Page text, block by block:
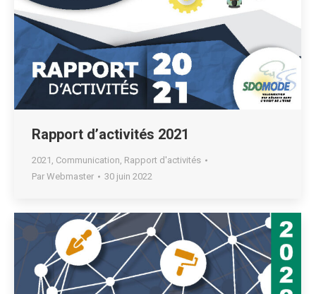
Rapport d’activités 2021
2021 , Communication, Rapport d'activités
Par Webmaster 30 juin 2022